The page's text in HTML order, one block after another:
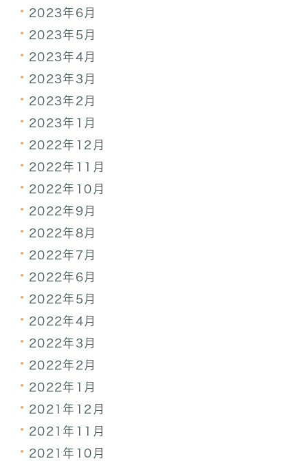
2023年6月
2023年5月
2023年4月
2023年3月
2023年2月
2023年1月
2022年12月
2022年11月
2022年10月
2022年9月
2022年8月
2022年7月
2022年6月
2022年5月
2022年4月
2022年3月
2022年2月
2022年1月
2021年12月
2021年11月
2021年10月